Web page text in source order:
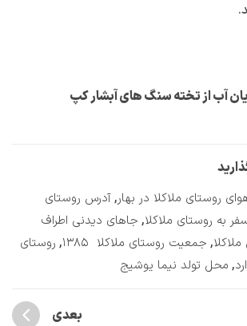
آب از تخته سنگ های آبشار کپ
روستای ملاکلا در بهار,آدرس روستای
به روستای ملاکلا, جاهای دیدنی اطراف
, جمعیت روستای ملاکلا ۱۳۸۵ , روستای
, محل تولد نیما یوشیج
بعدی